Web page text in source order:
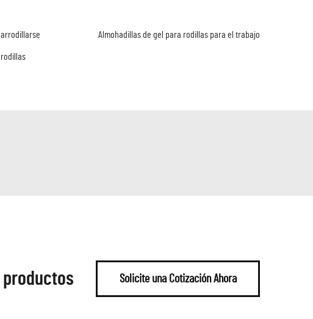
Almohadillas de gel para rodillas para el trabajo
Solicite una Cotización Ahora